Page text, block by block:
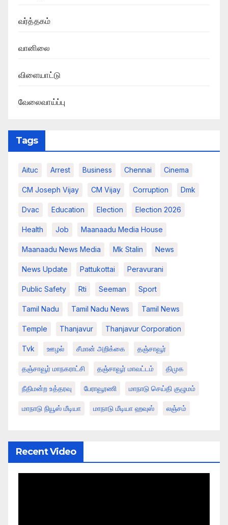
வர்த்தகம்
வானிலை
விளையாட்டு
வேலைவாய்ப்பு
Tags
Aituc Arrest Business Chennai Cinema
CM Joseph Vijay CM Vijay Corruption Dmk
Dvac Education Election Election 2026
Health Job Maanaadu Media House
Maanaadu News Media Mk Stalin News
News Update Pattukottai Peravurani
Public Safety Rti Seeman Sport
Tamil Nadu Tamil Nadu News Tamil News
Temple Thanjavur Thanjavur Corporation
Tvk ஊழல் சீமான் அறிக்கை தஞ்சாவூர்
தஞ்சாவூர் மாநகராட்சி தஞ்சாவூர் மாவட்டம் திமுக
நீதிமன்ற உத்தரவு பேராவூரணி மாநாடு செய்தி குழுமம்
மாநாடு நியூஸ் மீடியா மாநாடு மீடியா ஹவுஸ் லஞ்சம்
Recent Video